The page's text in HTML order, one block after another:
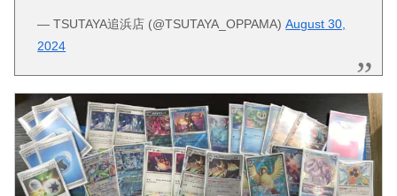
— TSUTAYA追浜店 (@TSUTAYA_OPPAMA)August 30,
2024